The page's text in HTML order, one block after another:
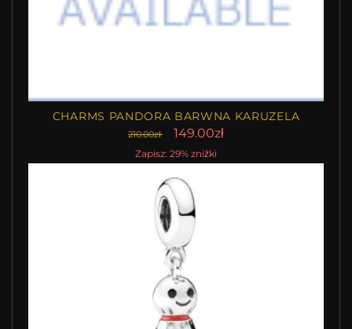
CHARMS PANDORA BARWNA KARUZELA
210.00zł 149.00zł
Zapisz: 29% zniżki